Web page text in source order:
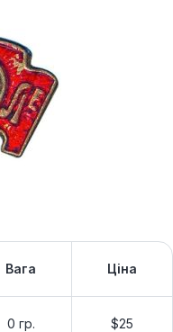
Вага Ціна
0 гр. $25